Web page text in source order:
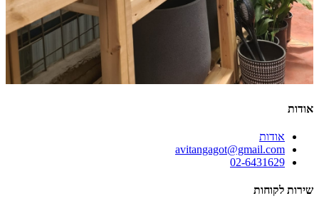
אודות
אודות
avitangagot@gmail.com
02-6431629
שירות לקוחות